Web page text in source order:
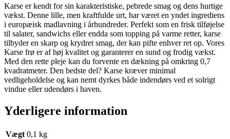
Karse er kendt for sin karakteristiske, pebrede smag og dens hurtige
vækst. Denne lille, men kraftfulde urt, har været en yndet ingrediens
i europæisk madlavning i århundreder. Perfekt som en frisk tilføjelse
til salater, sandwichs eller endda som topping på varme retter, karse
tilbyder en skarp og krydret smag, der kan pifte enhver ret op. Vores
Karse frø er af høj kvalitet og garanterer en sund og frodig vækst.
Med den rette pleje kan du forvente en dækning på omkring 0,7
kvadratmeter. Den bedste del? Karse kræver minimal
vedligeholdelse og kan nemt dyrkes både indendørs ved et solrigt
vindue eller udendørs i haven.
Yderligere information
Vægt 0,1 kg